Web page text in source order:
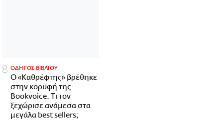
ΟΔΗΓΟΣ ΒΙΒΛΙΟΥ
Ο «Καθρέφτης» βρέθηκε
στην κορυφή της
Bookvoice. Τι τον
ξεχώρισε ανάμεσα στα
μεγάλα best sellers;